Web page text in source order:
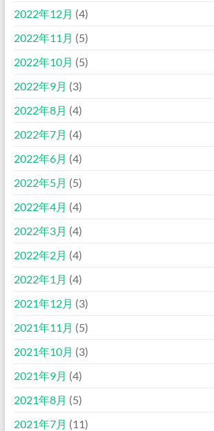
2022年12月 (4)
2022年11月 (5)
2022年10月 (5)
2022年9月 (3)
2022年8月 (4)
2022年7月 (4)
2022年6月 (4)
2022年5月 (5)
2022年4月 (4)
2022年3月 (4)
2022年2月 (4)
2022年1月 (4)
2021年12月 (3)
2021年11月 (5)
2021年10月 (3)
2021年9月 (4)
2021年8月 (5)
2021年7月 (11)